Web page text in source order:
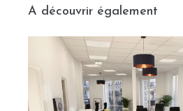
A découvrir également